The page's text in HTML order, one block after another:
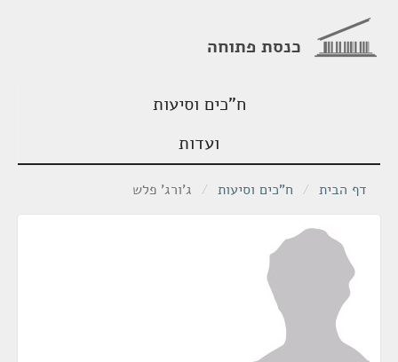
כנסת פתוחה
ח"כים וסיעות
ועדות
דף הבית / ח"כים וסיעות / ג'ורג' פלש